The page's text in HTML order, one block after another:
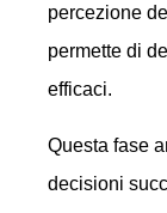
percezione
permette di
efficaci.
Questa fase
decisioni